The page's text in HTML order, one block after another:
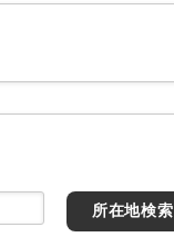
所在地検索